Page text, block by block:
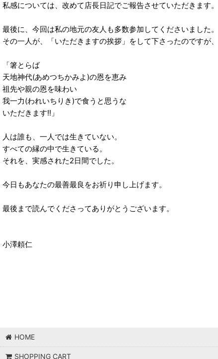
私感については、改めて店長日記でご報告させていただきます。
最後に、今回は私の地元の友人も多数参加してくださいました。
その一人が、「いただきますの挨拶」をして下さったのですが
「箸とらば
天地神代(あめつちかみよ)の恩を恵み
祖先や親の恩を味わい
我一力(われいちりき)で食うと思うな
いただきます!!」
人は誰も、一人では生きていない。
すべての縁の中で生きている。
それを、実感された2日間でした。
今日もあなたの最善最良をお祈り申し上げます。
最後まで読んでくださってありがとうございます。
小澤頼仁
HOME
SHOPPING CART